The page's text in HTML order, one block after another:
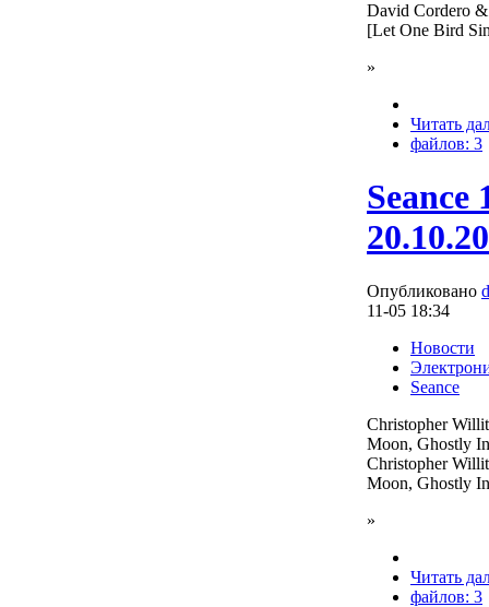
David Cordero
[Let One Bird
»
Читать
файлов: 3
Seance
Опубликовано
11-05 18:34
Новости
Seance
Christopher
Moon, Ghostly
Christopher
Moon, Ghostly
»
Читать
файлов: 3